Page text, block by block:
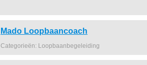
Mado Loopbaancoach
Categorieën: Loopbaanbegeleiding